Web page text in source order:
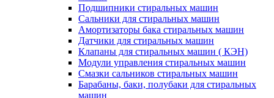
Подшипники стиральных машин
Сальники для стиральных машин
Амортизаторы бака стиральных машин
Датчики для стиральных машин
Клапаны для стиральных машин ( КЭН)
Модули управления стиральных машин
Смазки сальников стиральных машин
Барабаны, баки, полубаки для стиральных
машин